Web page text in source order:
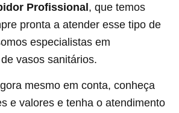
Profissional, que temos
pronta a atender esse tipo de
especialistas em
vasos sanitários.
mesmo em conta, conheça
e valores e tenha o atendimento